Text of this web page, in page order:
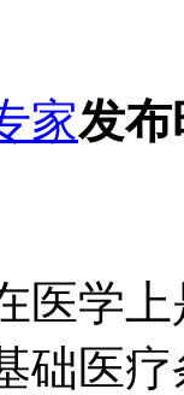
家发布
医学
础医